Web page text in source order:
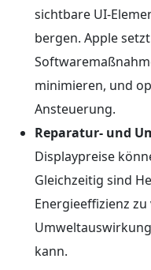
sichtbare UI-
bergen. Apple
minimieren, und
Ansteuerung.
Reparatur- und
Displaypreise
Gleichzeitig sind
Energieeffizienz
kann.